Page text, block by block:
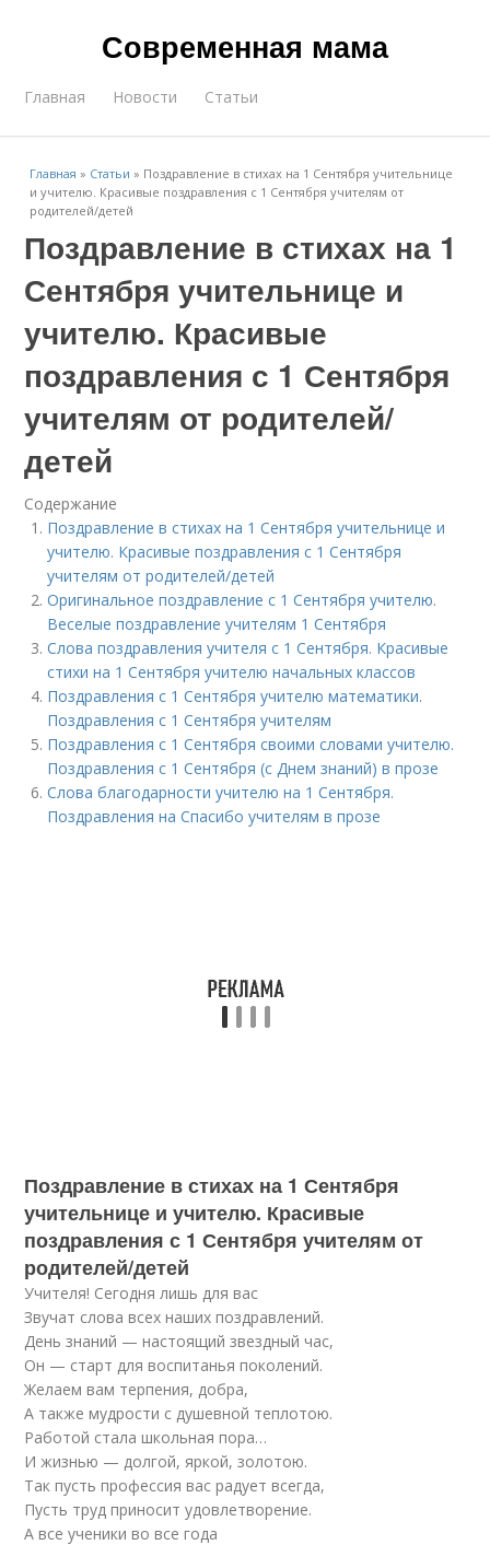
Современная мама
Главная Новости Статьи
Главная » Статьи » Поздравление в стихах на 1 Сентября учительнице
и учителю. Красивые поздравления с 1 Сентября учителям от
родителей/детей
Поздравление в стихах на 1
Сентября учительнице и
учителю. Красивые
поздравления с 1 Сентября
учителям от родителей/
детей
Содержание
Поздравление в стихах на 1 Сентября учительнице и
учителю. Красивые поздравления с 1 Сентября
учителям от родителей/детей
Оригинальное поздравление с 1 Сентября учителю.
Веселые поздравление учителям 1 Сентября
Слова поздравления учителя с 1 Сентября. Красивые
стихи на 1 Сентября учителю начальных классов
Поздравления с 1 Сентября учителю математики.
Поздравления с 1 Сентября учителям
Поздравления с 1 Сентября своими словами учителю.
Поздравления с 1 Сентября (с Днем знаний) в прозе
Слова благодарности учителю на 1 Сентября.
Поздравления на Спасибо учителям в прозе
Поздравление в стихах на 1 Сентября
учительнице и учителю. Красивые
поздравления с 1 Сентября учителям от
родителей/детей
Учителя! Сегодня лишь для вас
Звучат слова всех наших поздравлений.
День знаний — настоящий звездный час,
Он — старт для воспитанья поколений.
Желаем вам терпения, добра,
А также мудрости с душевной теплотою.
Работой стала школьная пора…
И жизнью — долгой, яркой, золотою.
Так пусть профессия вас радует всегда,
Пусть труд приносит удовлетворение.
А все ученики во все года